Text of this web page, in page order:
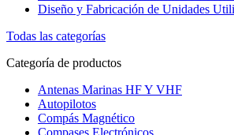
Diseño y Fabricación de Unidades
Todas las categorías
Categoría de productos
Antenas Marinas HF Y VHF
Autopilotos
Compás Magnético